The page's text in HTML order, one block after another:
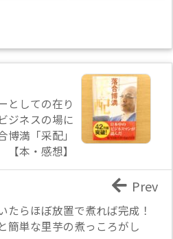
としての在り
ジネスの場に
満「采配」
【本・感想】
たらほぼ放置で煮れば完成！
簡単な里芋の煮っころがし
Prev